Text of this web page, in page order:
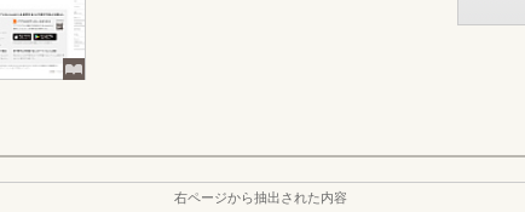
右ページから抽出された内容